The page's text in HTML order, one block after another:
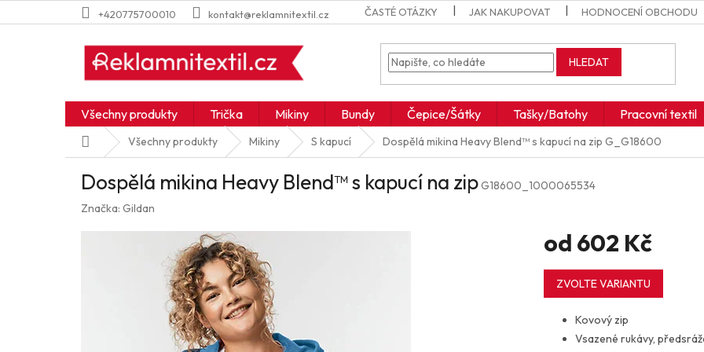
na
+420775700010 kontakt@reklamnitextil.cz ČASTÉ OTÁZKY JAK NAKUPOVAT HODNOCENÍ OBCHODU
HLEDAT
Všechny produkty Trička Mikiny Bundy Čepice/Šátky Tašky/Batohy Pracovní textil
Domů Všechny produkty Mikiny S kapucí Dospělá mikina Heavy Blend™ s kapucí na zip G_G18600
Dospělá mikina Heavy Blend™ s kapucí na zipG18600_1000065534
Značka: Gildan
od 602 Kč
Měrná
cena:
ZVOLTE VARIANTU
Kovový zip
Vsazené rukávy,